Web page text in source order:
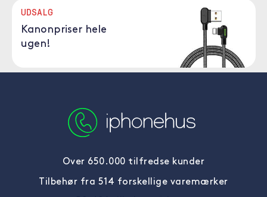
UDSALG
Kanonpriser hele
ugen!
Over 650.000 tilfredse kunder
Tilbehør fra 514 forskellige varemærker